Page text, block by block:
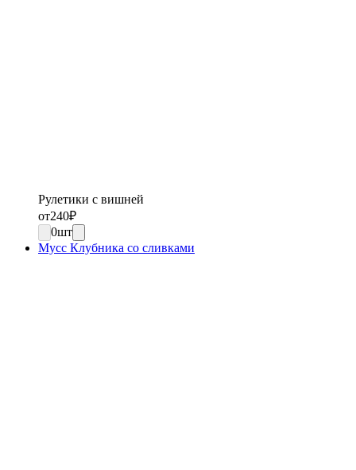
Рулетики с вишней
от240₽
0шт
Мусс Клубника со сливками